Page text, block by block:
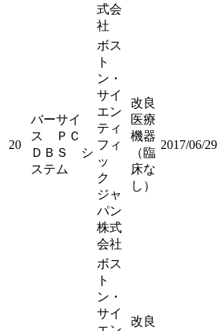
式会
社
20
バーサイ
ス ＰＣ
ＤＢＳ シ
ステム
ボス
ト
ン・
サイ
エン
ティ
フィ
ッ
ク
ジャ
パン
株式
会社
改良
医療
機器
（臨
床な
し）
2017/06/29
ボス
ト
ン・
サイ
改良